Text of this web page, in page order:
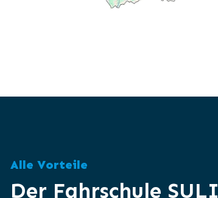
Alle Vorteile
Der Fahrschule SULI